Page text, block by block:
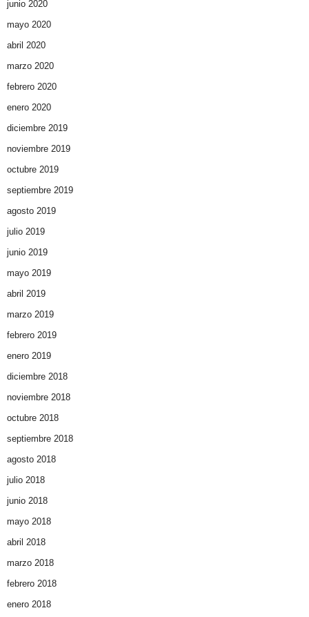
junio 2020
mayo 2020
abril 2020
marzo 2020
febrero 2020
enero 2020
diciembre 2019
noviembre 2019
octubre 2019
septiembre 2019
agosto 2019
julio 2019
junio 2019
mayo 2019
abril 2019
marzo 2019
febrero 2019
enero 2019
diciembre 2018
noviembre 2018
octubre 2018
septiembre 2018
agosto 2018
julio 2018
junio 2018
mayo 2018
abril 2018
marzo 2018
febrero 2018
enero 2018